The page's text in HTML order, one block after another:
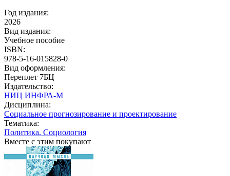
Год издания:
2026
Вид издания:
Учебное пособие
ISBN:
978-5-16-015828-0
Вид оформления:
Переплет 7БЦ
Издательство:
НИЦ ИНФРА-М
Дисциплина:
Социальное прогнозирование и проектирование
Тематика:
Политика. Социология
Вместе с этим покупают